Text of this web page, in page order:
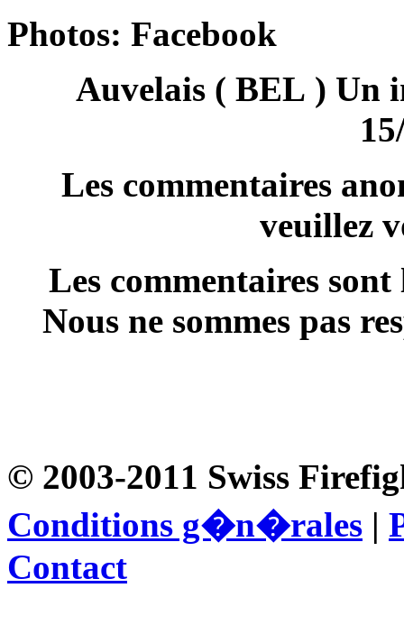
Photos: Facebook
Auvelais ( BEL ) Un
Les commentaires
veuillez
Les commentaires
Nous ne sommes pas
© 2003-2011 Swiss
Conditions g�n�rales |
Contact